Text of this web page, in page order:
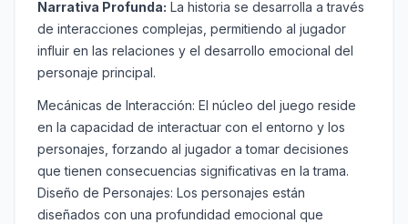
Narrativa Profunda: La historia se desarrolla a través
de interacciones complejas, permitiendo al jugador
influir en las relaciones y el desarrollo emocional del
personaje principal.
Mecánicas de Interacción: El núcleo del juego reside
en la capacidad de interactuar con el entorno y los
personajes, forzando al jugador a tomar decisiones
que tienen consecuencias significativas en la trama.
Diseño de Personajes: Los personajes están
diseñados con una profundidad emocional que